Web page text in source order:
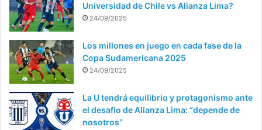
Universidad de Chile vs Alianza Lima?
24/09/2025
Los millones en juego en cada fase de la
Copa Sudamericana 2025
24/09/2025
La U tendrá equilibrio y protagonismo ante
el desafío de Alianza Lima: “depende de
nosotros”